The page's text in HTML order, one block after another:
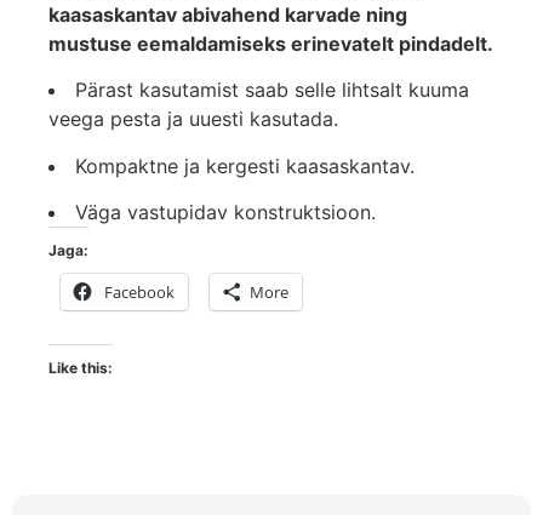
kaasaskantav abivahend karvade ning
mustuse eemaldamiseks erinevatelt pindadelt.
Pärast kasutamist saab selle lihtsalt kuuma
veega pesta ja uuesti kasutada.
Kompaktne ja kergesti kaasaskantav.
Väga vastupidav konstruktsioon.
Jaga:
Facebook More
Like this: